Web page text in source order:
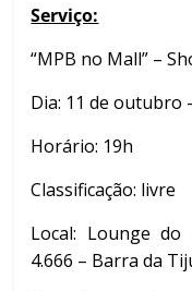
Serviço:
“MPB no Mall” –
Dia: 11 de outubro
Horário: 19h
Classificação: livre
Local: Lounge do
4.666 – Barra da